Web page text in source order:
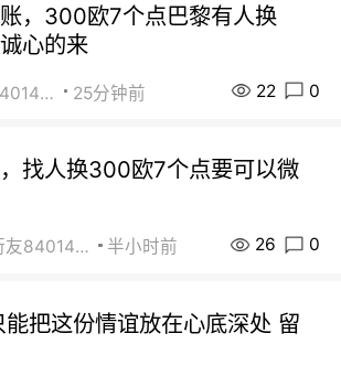
，300欧7个点巴黎有人换
心的来
街友84014588 25分钟前 22 0
找人换300欧7个点要可以微
街友84014588 半小时前 26 0
把这份情谊放在心底深处 留